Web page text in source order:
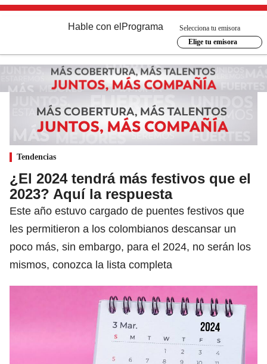
Hable con el Programa
Selecciona tu emisora
Elige tu emisora
Tendencias
¿El 2024 tendrá más festivos que el
2023? Aquí la respuesta
Este año estuvo cargado de puentes festivos que
les permitieron a los colombianos descansar un
poco más, sin embargo, para el 2024, no serán los
mismos, conozca la lista completa